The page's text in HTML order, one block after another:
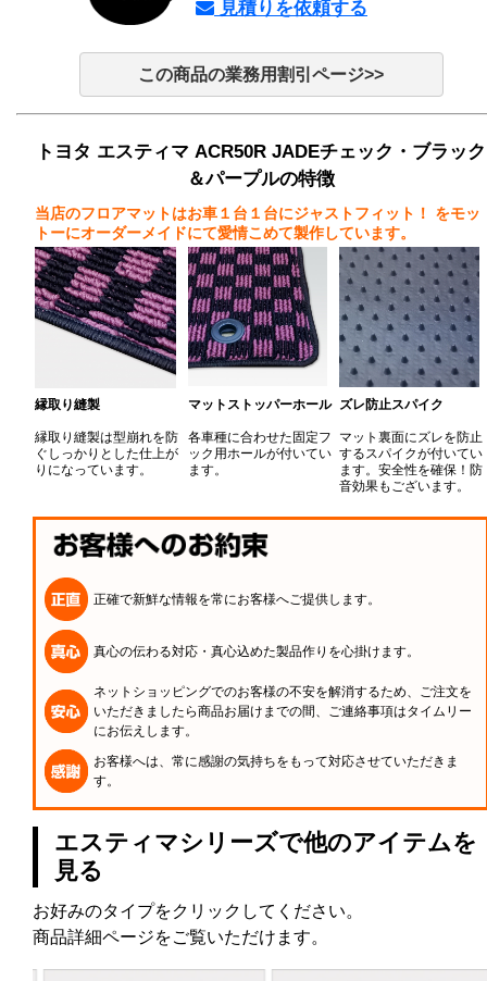
見積りを依頼する
この商品の業務用割引ページ>>
トヨタ エスティマ ACR50R JADEチェック・ブラック
＆パープルの特徴
当店のフロアマットはお車１台１台にジャストフィット！
をモッ
トーにオーダーメイドにて愛情こめて製作しています。
縁取り縫製
縁取り縫製は型崩れを防
ぐしっかりとした仕上が
りになっています。
マットストッパーホール
各車種に合わせた固定フ
ック用ホールが付いてい
ます。
ズレ防止スパイク
マット裏面にズレを防止
するスパイクが付いてい
ます。安全性を確保！防
音効果もございます。
正確で新鮮な情報を常にお客様へご提供します。
真心の伝わる対応・真心込めた製品作りを心掛けます。
ネットショッピングでのお客様の不安を解消するため、ご注文を
いただきましたら商品お届けまでの間、ご連絡事項はタイムリー
にお伝えします。
お客様へは、常に感謝の気持ちをもって対応させていただきま
す。
エスティマシリーズで他のアイテムを
見る
お好みのタイプをクリックしてください。
商品詳細ページをご覧いただけます。